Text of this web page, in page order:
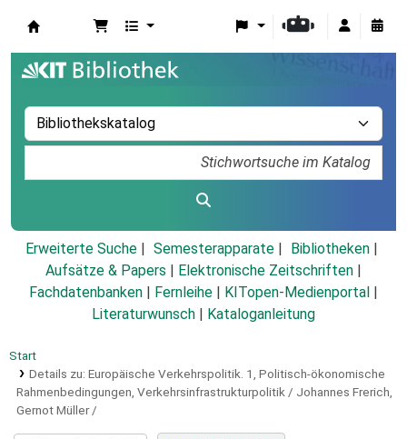
Erweiterte Suche Semesterapparate
Bibliotheken
Aufsätze & Papers
Elektronische Zeitschriften
Fachdatenbanken
Fernleihe KITopen-Medienportal
Literaturwunsch
Kataloganleitung
Start
Details zu: Europäische Verkehrspolitik. 1, Politisch-ökonomische
Rahmenbedingungen, Verkehrsinfrastrukturpolitik / Johannes Frerich,
Gernot Müller /